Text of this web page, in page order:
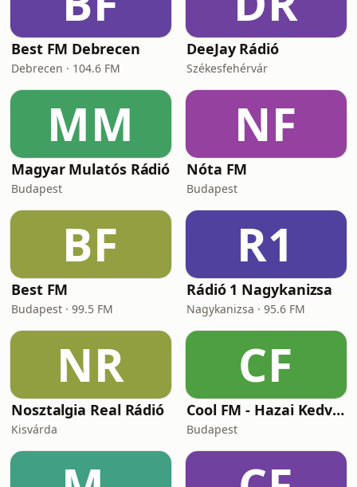
Best FM Debrecen
Debrecen · 104.6 FM
DeeJay Rádió
Székesfehérvár
MM
Magyar Mulatós Rádió
Budapest
NF
Nóta FM
Budapest
BF
Best FM
Budapest · 99.5 FM
R1
Rádió 1 Nagykanizsa
Nagykanizsa · 95.6 FM
NR
Nosztalgia Real Rádió
Kisvárda
CF
Cool FM - Hazai Kedvencek
Budapest